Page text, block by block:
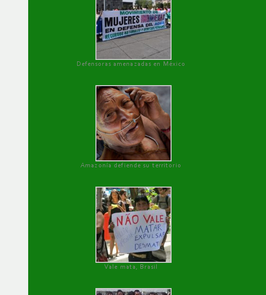
Defensoras amenazadas en México
Amazonía defiende su territorio
Vale mata, Brasil